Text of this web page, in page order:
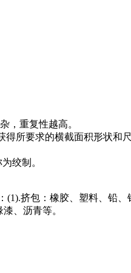
，重复性越高。
所要求的横截面积形状和
绞制。
挤包：橡胶、塑料、铅
、沥青等。